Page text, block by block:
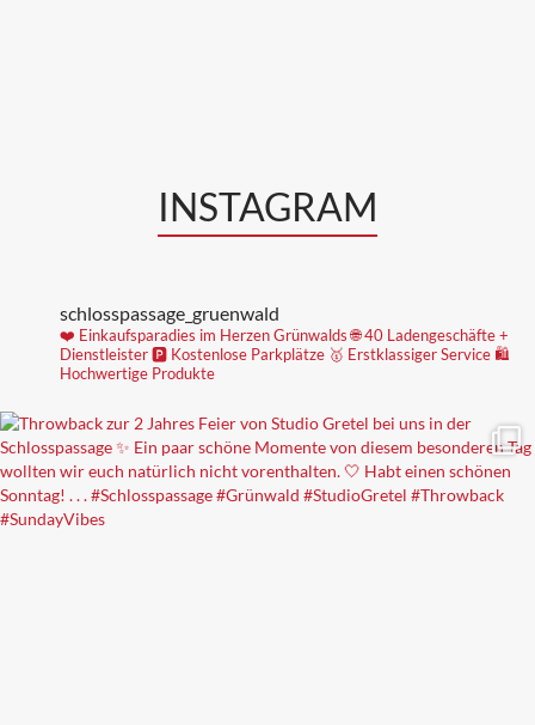
INSTAGRAM
schlosspassage_gruenwald
❤️ Einkaufsparadies im Herzen Grünwalds🌐 40 Ladengeschäfte +
Dienstleister🅿️ Kostenlose Parkplätze 🥇 Erstklassiger Service 🛍
Hochwertige Produkte